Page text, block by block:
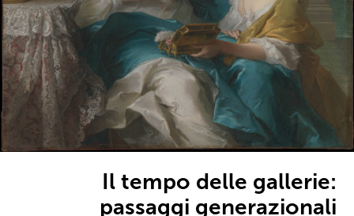
Il tempo delle gallerie:
passaggi generazionali